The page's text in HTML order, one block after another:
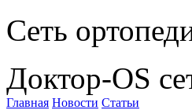
Сеть
Доктор-OS
Главная Новости Статьи